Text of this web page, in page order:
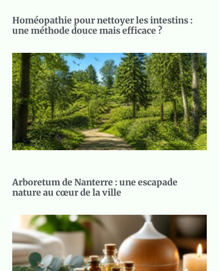
Homéopathie pour nettoyer les intestins :
une méthode douce mais efficace ?
Arboretum de Nanterre : une escapade
nature au cœur de la ville